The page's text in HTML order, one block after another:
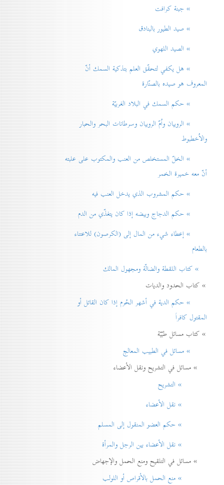
» جبنة كرافت
» صيد الطيور بالبنادق
» الصيد اللهوي
» هل يكفي لتحقّق العلم بتذكية السمك أنّ
المعروف هو صيده بالصنّارة
» حكم السمك في البلاد الغربيّة
» الروبيان واُمّ الروبيان وسرطانات البحر والحبار
والاُخطبوط
» الخلّ المستخلص من العنب والمكتوب على علبته
أنّ معه خميرة الخمر
» حكم المشروب الذي يدخل العنب فيه
» حكم الدجاج وبيضه إذا كان يتغذّي من الدم
» إعطاء شيء من المال إلی (الكرصون) للاعتناء
بالطعام
» كتاب اللقطة والضالّة ومجهول المالك
» كتاب الحدود والديات
» حكم الدية في أشهر الحُرم إذا كان القاتل أو
المقتول كافراً
» كتاب مسائل طبّيّة
» مسائل في الطبيب المعالج
» مسائل في التشريح ونقل الأعضاء
» التشريح
» نقل الأعضاء
» حكم العضو المنقول إلی المسلم
» نقل الأعضاء بين الرجل والمرأة
» مسائل في التلقيح ومنع الحمل والإجهاض
» منع الحمل بالأقراص أو اللولب